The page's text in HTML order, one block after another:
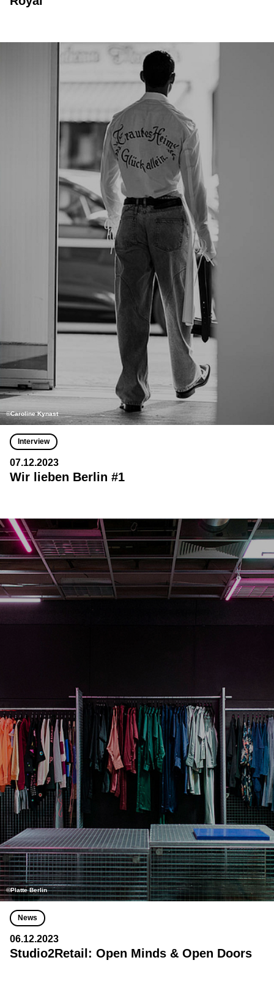
©Caroline Kynast
Interview
07.12.2023
Wir lieben Berlin #1
©Platte Berlin
News
06.12.2023
Studio2Retail: Open Minds & Open Doors